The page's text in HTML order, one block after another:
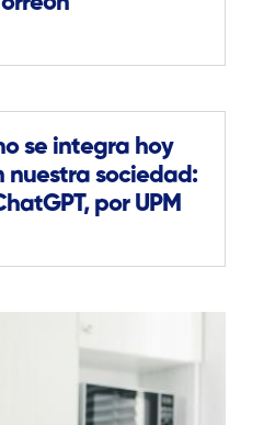
se integra hoy
nuestra sociedad:
por UPM